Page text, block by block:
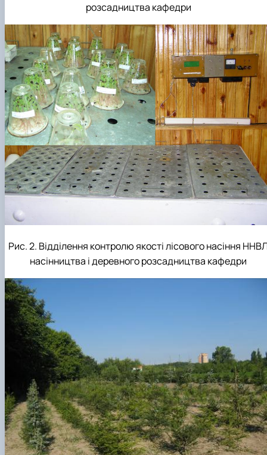
розсадництва кафедри
Рис. 2. Відділення контролю якості лісового насіння
насінництва і деревного розсадництва кафедри